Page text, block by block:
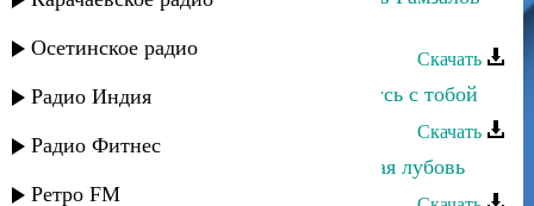
Осетинское радио
Радио Индия
Радио Фитнес
Ретро FM
Скачать
Машидат Омарасхабова - Я останусь с тобой
Скачать
Машидат Омарасхабова - Страстная лубовь